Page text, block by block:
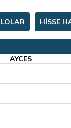
HİSSE
AYCES